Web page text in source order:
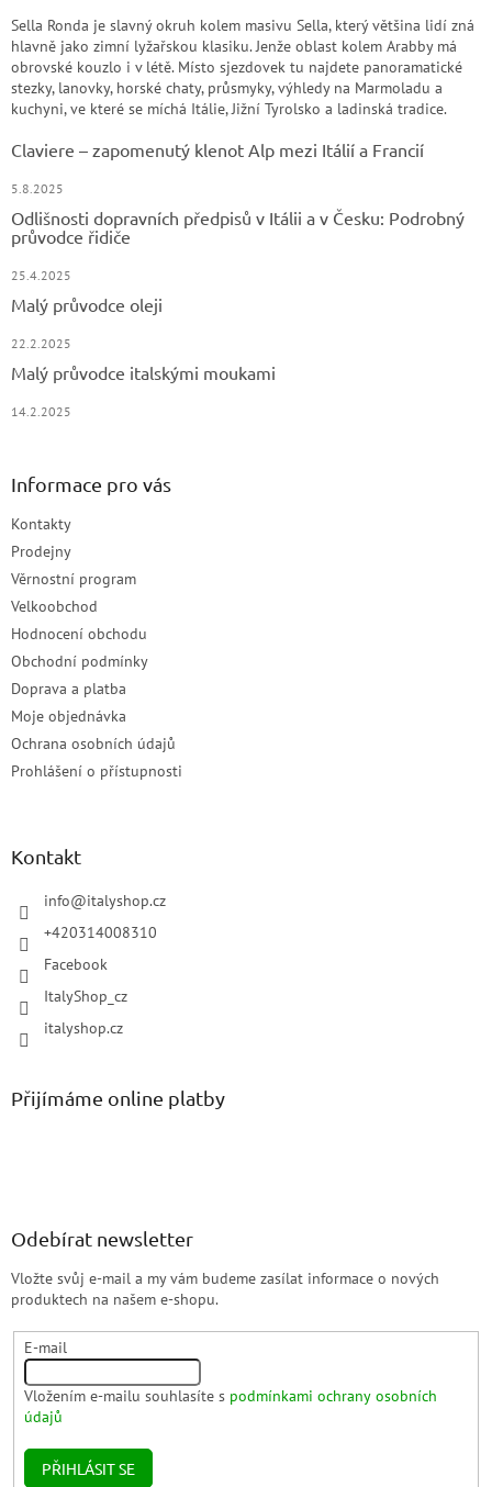
Sella Ronda je slavný okruh kolem masivu Sella, který většina lidí zná
hlavně jako zimní lyžařskou klasiku. Jenže oblast kolem Arabby má
obrovské kouzlo i v létě. Místo sjezdovek tu najdete panoramatické
stezky, lanovky, horské chaty, průsmyky, výhledy na Marmoladu a
kuchyni, ve které se míchá Itálie, Jižní Tyrolsko a ladinská tradice.
Claviere – zapomenutý klenot Alp mezi Itálií a Francií
5.8.2025
Odlišnosti dopravních předpisů v Itálii a v Česku: Podrobný
průvodce řidiče
25.4.2025
Malý průvodce oleji
22.2.2025
Malý průvodce italskými moukami
14.2.2025
Informace pro vás
Kontakty
Prodejny
Věrnostní program
Velkoobchod
Hodnocení obchodu
Obchodní podmínky
Doprava a platba
Moje objednávka
Ochrana osobních údajů
Prohlášení o přístupnosti
Kontakt
info@italyshop.cz
+420314008310
Facebook
ItalyShop_cz
italyshop.cz
Přijímáme online platby
Odebírat newsletter
Vložte svůj e-mail a my vám budeme zasílat informace o nových
produktech na našem e-shopu.
E-mail
Vložením e-mailu souhlasíte s podmínkami ochrany osobních
údajů
PŘIHLÁSIT SE